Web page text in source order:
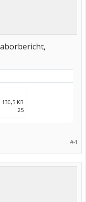
130,5 KB
25
#4